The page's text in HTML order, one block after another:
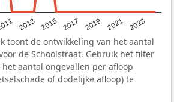
2013 2015 2017 2019 2021 2023
toont de ontwikkeling van het aantal
de Schoolstraat. Gebruik het filter
aantal ongevallen per afloop
of dodelijke afloop) te